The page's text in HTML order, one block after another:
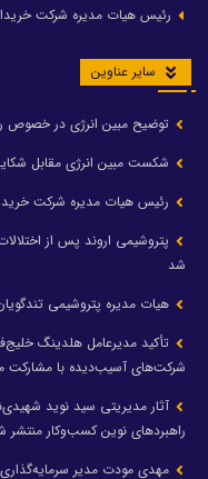
رئیس هیات مدیره شرکت
سایر عناوین
توضیح مبین انرژی در خصوص
شکست مبین انرژی مقابل
رئیس هیات مدیره شرکت
شد
هیات مدیره پتروشیمی
تأکید مدیرعامل هلدینگ
شرکت‌های آسیب‌دیده با مشارکت
آثار مدیریتی سید نوید
راهبردهای نوین کسب‌وکار منتشر
مهدی مودت مدیر